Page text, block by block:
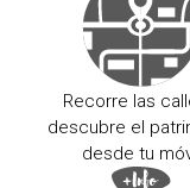
Recorre las
descubre el
desde tu